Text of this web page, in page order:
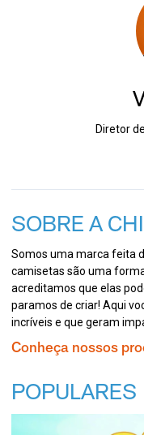
Diretor
SOBRE A
Somos uma marca feita
camisetas são uma
acreditamos que elas
paramos de criar! Aqui
incríveis e que geram
Conheça nossos
POPULARES